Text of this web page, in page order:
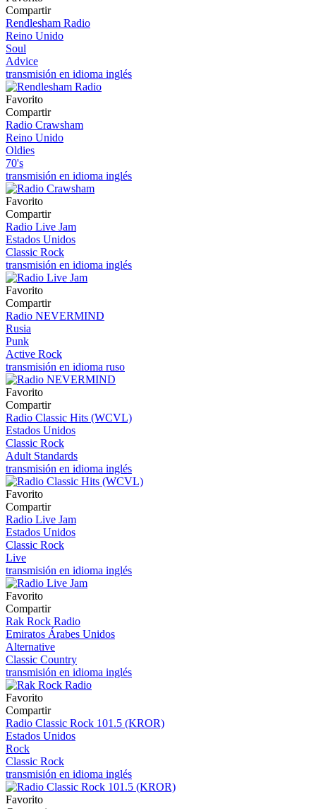
Compartir
Rendlesham Radio
Reino Unido
Soul
Advice
transmisión en idioma inglés
Favorito
Compartir
Radio Crawsham
Reino Unido
Oldies
70's
transmisión en idioma inglés
Favorito
Compartir
Radio Live Jam
Estados Unidos
Classic Rock
transmisión en idioma inglés
Favorito
Compartir
Radio NEVERMIND
Rusia
Punk
Active Rock
transmisión en idioma ruso
Favorito
Compartir
Radio Classic Hits (WCVL)
Estados Unidos
Classic Rock
Adult Standards
transmisión en idioma inglés
Favorito
Compartir
Radio Live Jam
Estados Unidos
Classic Rock
Live
transmisión en idioma inglés
Favorito
Compartir
Rak Rock Radio
Emiratos Árabes Unidos
Alternative
Classic Country
transmisión en idioma inglés
Favorito
Compartir
Radio Classic Rock 101.5 (KROR)
Estados Unidos
Rock
Classic Rock
transmisión en idioma inglés
Favorito